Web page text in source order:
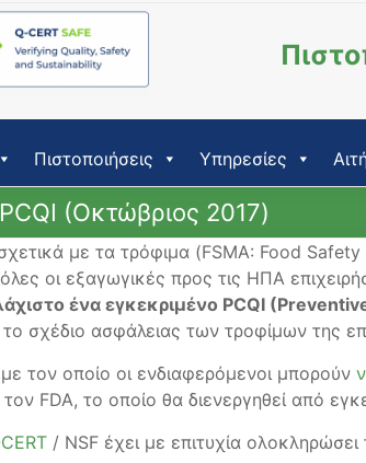
Πιστοποιήσεις Υπηρεσίες
(Οκτώβριος 2017)
με τα τρόφιμα (FSMA: Food
οι εξαγωγικές προς τις ΗΠΑ
ένα εγκεκριμένο PCQI
σχέδιο ασφάλειας των τροφίμων της
τον οποίο οι ενδιαφερόμενοι μπορούν
FDA, το οποίο θα διενεργηθεί από
/ NSF έχει με επιτυχία